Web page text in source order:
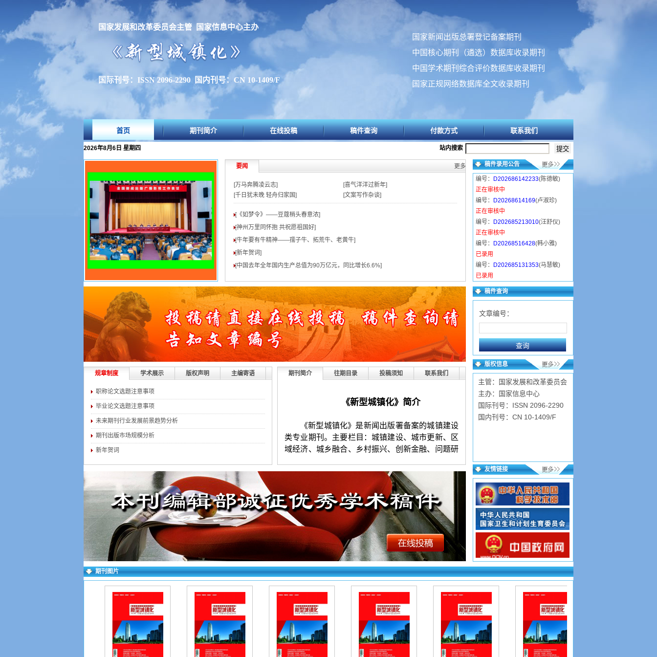
国家发展和改革委员会主管 国家信息中心主办
国际刊号：ISSN 2096-2290 国内刊号：CN 10-1409/F
国家新闻出版总署登记备案期刊
中国核心期刊（遴选）数据库收录期刊
中国学术期刊综合评价数据库收录期刊
国家正规网络数据库全文收录期刊
首页 期刊简介 在线投稿 稿件查询 付款方式 联系我们
2026年8月6日 星期四 站内搜索
要闻 更多>>
[万马奔腾凌云志]
[喜气洋洋过新年]
[千日犹未晚 轻舟归家国]
[文案写作杂谈]
[《如梦令》——豆蔻梢头春意浓]
[神州万里同怀抱 共祝愿祖国好]
[牛年要有牛精神——孺子牛、拓荒牛、老黄牛]
[新年贺词]
[中国去年全年国内生产总值为90万亿元，同比增长6.6%]
稿件录用公告
编号： D202686142233(陈德敏)
正在审核中
编号：
D20268614169(卢淑珍)
正在审核中
编号：
D202685213010(汪舒仪)
正在审核中
编号：
D20268516428(韩小雅)
已录用
编号：
D202685131353(马慧敏)
已录用
编号：D202684153942(卫东丽)
正在审核中
已录用
已录用
编号：D2026839519(张广华)
已录用
编号：D2026839955(程凤兰)
已录用
稿件查询
文章编号：
规章制度 学术展示 版权声明 主编寄语
职称论文选题注意事项
毕业论文选题注意事项
未来期刊行业发展前景趋势分析
期刊出版市场规模分析
新年贺词
期刊简介 往期目录 投稿须知 联系我们
《新型城镇化》简介
《新型城镇化》是新闻出版署备案的城镇建设
类专业期刊。主要栏目：城镇建设、城市更新、区
域经济、城乡融合、乡村振兴、创新金融、问题研
文可在职称评定、职务晋升和业绩考核中起到重要
《新型城镇化》投稿要求：
1.投稿要求：观点新颖，层次清楚，图表清
晰，数据准确，语言简练。字数以4500-10000字符
（3版起发）为宜。署名一般不超过3人。第一作者
附简介（性别、出生年月、民族、籍贯、学历、职
称、研究方向、地址、邮编等）。来稿用 word 格
式，保证无抄袭，严禁一稿多投。编辑部有权对录
用稿件进行适当的编删（不同意者勿投）。
2.投稿方法：在网站首页点击“在线投稿”，按
要求逐项填写（作者姓名只填第一作者），上传
word格式文档。投稿后，在网站首页右上角实，看
到作者名字和编号为成功；看不到则为失败。请检
查填写题目字数（长题目填写时须精简到15个汉字
以内）和文章格式（word文档）后重投。初审录用
版权信息
主管：国家发展和改革委员会
主办：国家信息中心
国际刊号：ISSN 2096-2290
国内刊号：CN 10-1409/F
友情链接
期刊图片